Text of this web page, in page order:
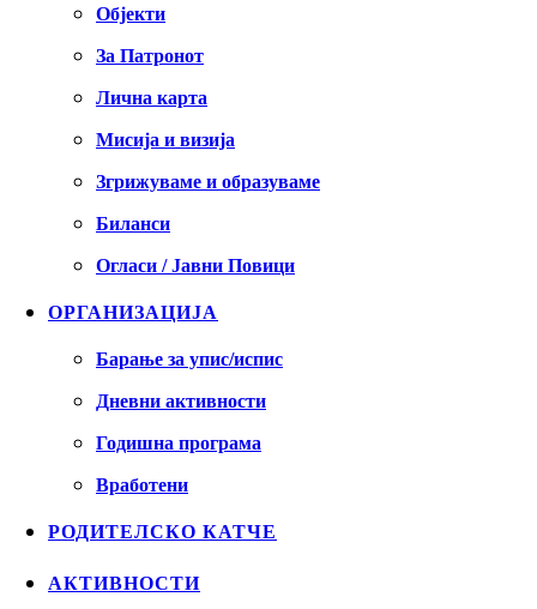
Објекти
За Патронот
Лична карта
Мисија и визија
Згрижуваме и образуваме
Биланси
Огласи / Јавни Повици
ОРГАНИЗАЦИЈА
Барање за упис/испис
Дневни активности
Годишна програма
Вработени
РОДИТЕЛСКО КАТЧЕ
АКТИВНОСТИ